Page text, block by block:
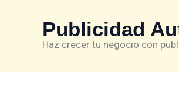
Publicidad
Haz crecer tu negocio con